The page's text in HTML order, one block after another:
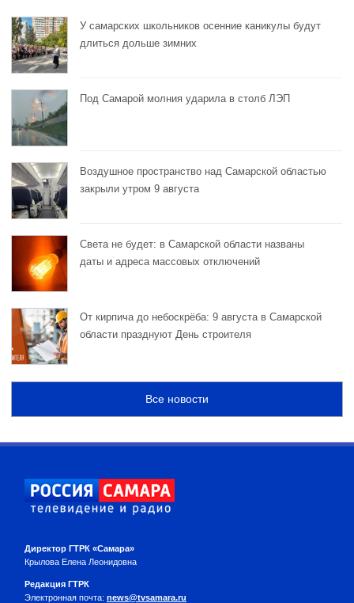
У самарских школьников осенние каникулы будут
длиться дольше зимних
Под Самарой молния ударила в столб ЛЭП
Воздушное пространство над Самарской областью
закрыли утром 9 августа
Света не будет: в Самарской области названы
даты и адреса массовых отключений
От кирпича до небоскрёба: 9 августа в Самарской
области празднуют День строителя
Все новости
Директор ГТРК «Самара»
Крылова Елена Леонидовна
Редакция ГТРК
Электронная почта: news@tvsamara.ru